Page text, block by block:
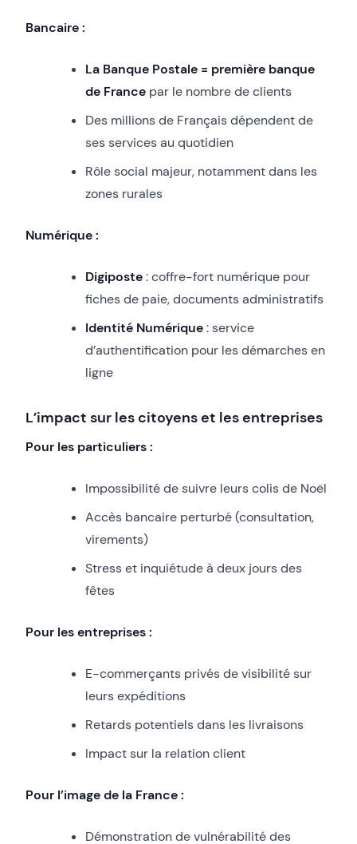
Bancaire :
La Banque Postale = première banque
de France par le nombre de clients
Des millions de Français dépendent de
ses services au quotidien
Rôle social majeur, notamment dans les
zones rurales
Numérique :
Digiposte: coffre-fort numérique pour
fiches de paie, documents administratifs
Identité Numérique: service
d’authentification pour les démarches en
ligne
L’impact sur les citoyens et les entreprises
Pour les particuliers :
Impossibilité de suivre leurs colis de Noël
Accès bancaire perturbé (consultation,
virements)
Stress et inquiétude à deux jours des
fêtes
Pour les entreprises :
E-commerçants privés de visibilité sur
leurs expéditions
Retards potentiels dans les livraisons
Impact sur la relation client
Pour l’image de la France :
Démonstration de vulnérabilité des